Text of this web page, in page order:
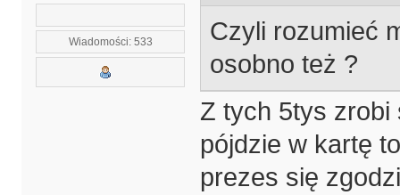
Wiadomości: 533
Czyli rozumieć
osobno też ?
Z tych 5tys zrobi
pójdzie w kartę
prezes się